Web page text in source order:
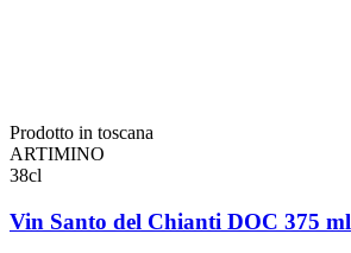
Prodotto in toscana
ARTIMINO
38cl
Vin Santo del Chianti DOC 375 ml